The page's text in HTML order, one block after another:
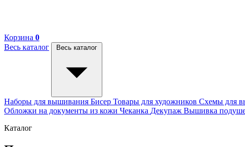
Корзина 0
Весь каталог
Весь каталог
Наборы для вышивания Бисер Товары для художников Схемы для
Обложки на документы из кожи Чеканка Декупаж Вышивка
Каталог